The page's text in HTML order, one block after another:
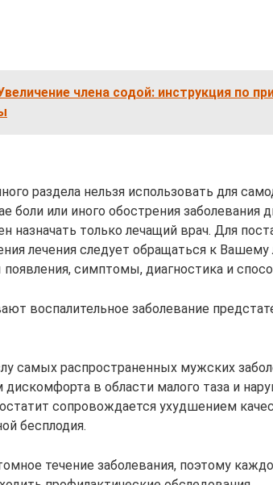
члена содой: инструкция по
раздела нельзя использовать для
боли или иного обострения заболевания
назначать только лечащий врач. Для
лечения следует обращаться к Вашему
симптомы, диагностика и
воспалительное заболевание
самых распространенных мужских
в области малого таза и
сопровождается ухудшением
бесплодия.
течение заболевания, поэтому